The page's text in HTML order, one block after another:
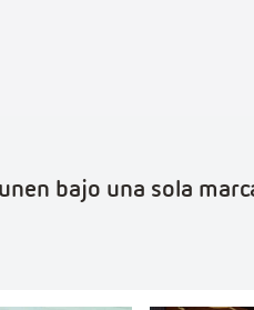
bajo una sola